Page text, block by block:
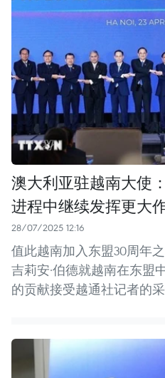
澳大利亚驻越南大使
进程中继续发挥更大
28/07/2025 12:16
值此越南加入东盟30周年
吉莉安·伯德就越南在东盟
的贡献接受越通社记者的采